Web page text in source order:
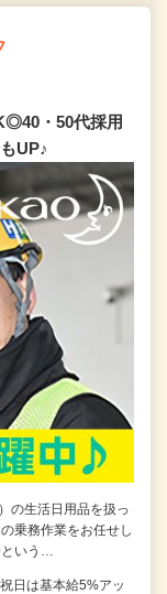
・50代採用
UP♪
の生活日用品を扱っ
乗務作業をお任せし
いう…
日は基本給5%アッ